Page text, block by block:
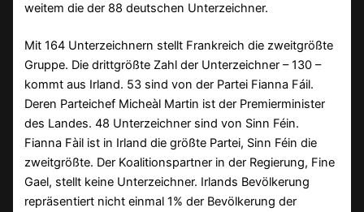
weitem die der 88 deutschen Unterzeichner.
Mit 164 Unterzeichnern stellt Frankreich die zweitgrößte
Gruppe. Die drittgrößte Zahl der Unterzeichner – 130 –
kommt aus Irland. 53 sind von der Partei Fianna Fáil.
Deren Parteichef Micheàl Martin ist der Premierminister
des Landes. 48 Unterzeichner sind von Sinn Féin.
Fianna Fàil ist in Irland die größte Partei, Sinn Féin die
zweitgrößte. Der Koalitionspartner in der Regierung, Fine
Gael, stellt keine Unterzeichner. Irlands Bevölkerung
repräsentiert nicht einmal 1% der Bevölkerung der